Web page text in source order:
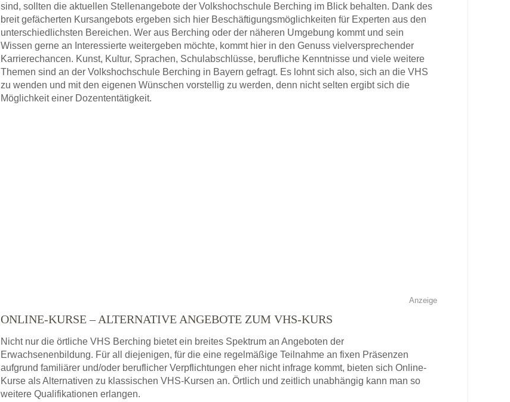
sind, sollten die aktuellen Stellenangebote der Volkshochschule Berching im Blick behalten. Dank des
breit gefächerten Kursangebots ergeben sich hier Beschäftigungsmöglichkeiten für Experten aus den
unterschiedlichsten Bereichen. Wer aus Berching oder der näheren Umgebung kommt und sein
Wissen gerne an Interessierte weitergeben möchte, kommt hier in den Genuss vielversprechender
Karrierechancen. Kunst, Kultur, Sprachen, Schulabschlüsse, berufliche Kenntnisse und viele weitere
Themen sind an der Volkshochschule Berching in Bayern gefragt. Es lohnt sich also, sich an die VHS
zu wenden und mit den eigenen Wünschen vorstellig zu werden, denn nicht selten ergibt sich die
Möglichkeit einer Dozententätigkeit.
Anzeige
ONLINE-KURSE – ALTERNATIVE ANGEBOTE ZUM VHS-KURS
Nicht nur die örtliche VHS Berching bietet ein breites Spektrum an Angeboten der
Erwachsenenbildung. Für all diejenigen, für die eine regelmäßige Teilnahme an fixen Präsenzen
aufgrund familiärer und/oder beruflicher Verpflichtungen eher nicht infrage kommt, bieten sich Online-
Kurse als Alternativen zu klassischen VHS-Kursen an. Örtlich und zeitlich unabhängig kann man so
weitere Qualifikationen erlangen.